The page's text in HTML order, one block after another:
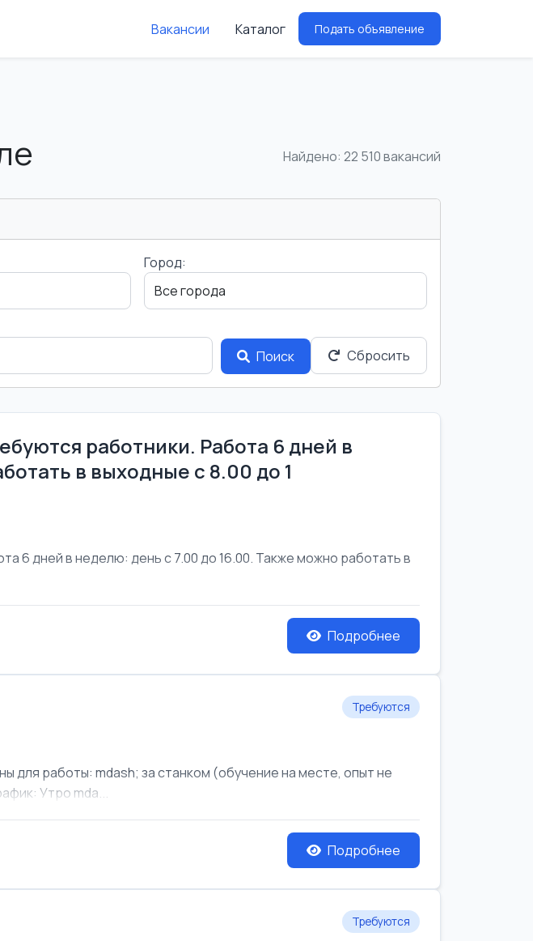
Вакансии Каталог Подать объявление
Найдено: 22 510 вакансий
Город:
Поиск
Сбросить
работники. Работа 6 дней в
в выходные с 8.00 до 1
6 дней в неделю: день с 7.00 до 16.00. Также можно работать в
Подробнее
Требуются
работы: mdash; за станком (обучение на месте, опыт не
Утро mda...
Подробнее
Требуются